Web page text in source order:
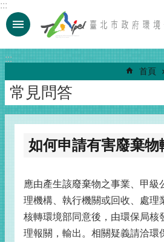
跳到主要內容區塊
:::
:::
首頁
常見問答
如何申請有害廢棄物
應由產生該廢棄物之事業、甲級
理機構、執行機關或回收、處理
核轉環境部同意後，由環保局核
理報關，輸出。相關疑義請洽環